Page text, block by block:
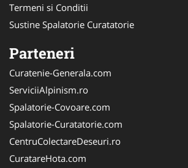
Termeni si Conditii
Sustine Spalatorie Curatatorie
Parteneri
Curatenie-Generala.com
ServiciiAlpinism.ro
Spalatorie-Covoare.com
Spalatorie-Curatatorie.com
CentruColectareDeseuri.ro
CuratareHota.com